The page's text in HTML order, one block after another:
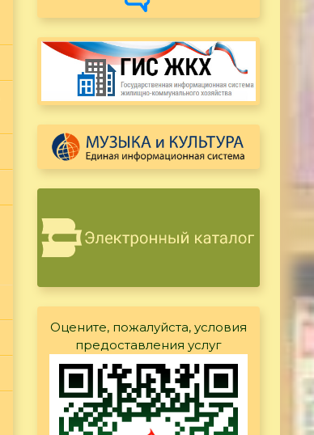
Оцените, пожалуйста, условия
предоставления услуг